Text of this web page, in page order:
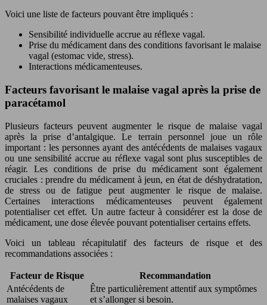
Voici une liste de facteurs pouvant être impliqués :
Sensibilité individuelle accrue au réflexe vagal.
Prise du médicament dans des conditions favorisant le malaise
vagal (estomac vide, stress).
Interactions médicamenteuses.
Facteurs favorisant le malaise vagal après la prise de
paracétamol
Plusieurs facteurs peuvent augmenter le risque de malaise vagal
après la prise d’antalgique. Le terrain personnel joue un rôle
important : les personnes ayant des antécédents de malaises vagaux
ou une sensibilité accrue au réflexe vagal sont plus susceptibles de
réagir. Les conditions de prise du médicament sont également
cruciales : prendre du médicament à jeun, en état de déshydratation,
de stress ou de fatigue peut augmenter le risque de malaise.
Certaines interactions médicamenteuses peuvent également
potentialiser cet effet. Un autre facteur à considérer est la dose de
médicament, une dose élevée pouvant potentialiser certains effets.
Voici un tableau récapitulatif des facteurs de risque et des
recommandations associées :
Facteur de Risque
Recommandation
Antécédents de
malaises vagaux
Être particulièrement attentif aux symptômes
et s’allonger si besoin.